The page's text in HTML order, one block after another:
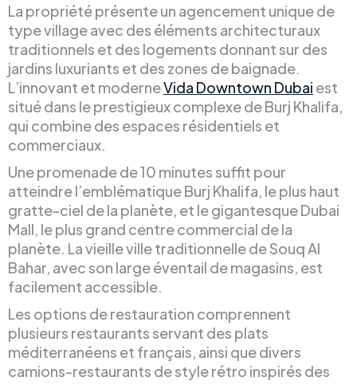
La propriété présente un agencement unique de
type village avec des éléments architecturaux
traditionnels et des logements donnant sur des
jardins luxuriants et des zones de baignade.
L’innovant et moderneVida Downtown Dubai est
situé dans le prestigieux complexe de Burj Khalifa,
qui combine des espaces résidentiels et
commerciaux.
Une promenade de 10 minutes suffit pour
atteindre l’emblématique Burj Khalifa, le plus haut
gratte-ciel de la planète, et le gigantesque Dubai
Mall, le plus grand centre commercial de la
planète. La vieille ville traditionnelle de Souq Al
Bahar, avec son large éventail de magasins, est
facilement accessible.
Les options de restauration comprennent
plusieurs restaurants servant des plats
méditerranéens et français, ainsi que divers
camions-restaurants de style rétro inspirés des